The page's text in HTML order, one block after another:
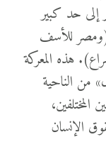
إلى حد كبير
(ومصر للأسف
هذه المعركة
من الناحية
المختلفين،
الإنسان